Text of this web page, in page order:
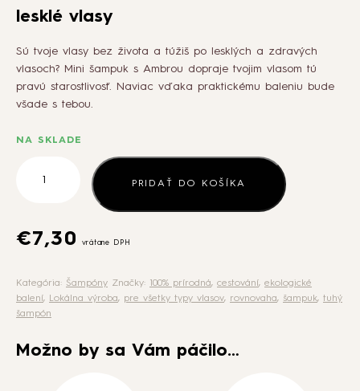
O NÁS
KONTAKT
lesklé vlasy
Sú tvoje vlasy bez života a túžiš po lesklých a zdravých
vlasoch? Mini šampuk s Ambrou dopraje tvojim vlasom tú
pravú starostlivosť. Naviac vďaka praktickému baleniu bude
všade s tebou.
NA SKLADE
Cestovný
s
lesklé
vlasy
PRIDAŤ DO KOŠÍKA
€7,30 vrátane DPH
Kategória: Šampóny Značky: 100% prírodná, cestování, ekologické
balení, Lokálna výroba, pre všetky typy vlasov, rovnovaha, šampuk, tuhý
šampón
Možno by sa Vám páčilo…